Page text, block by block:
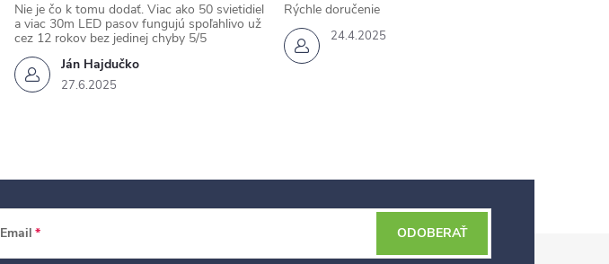
Ján Hajdučko
27.6.2025
Nie je čo k tomu dodať. Viac ako 50 svietidiel
a viac 30m LED pasov fungujú spoľahlivo už
cez 12 rokov bez jedinej chyby 5/5
24.4.2025
Rýchle doručenie
Email ODOBERAŤ